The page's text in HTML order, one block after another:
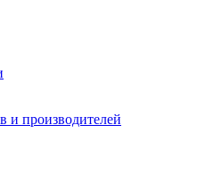
и производителей